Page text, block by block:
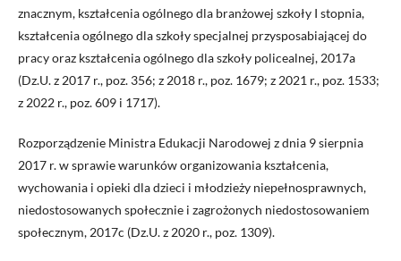
znacznym, kształcenia ogólnego dla branżowej szkoły I stopnia,
kształcenia ogólnego dla szkoły specjalnej przysposabiającej do
pracy oraz kształcenia ogólnego dla szkoły policealnej, 2017a
(Dz.U. z 2017 r., poz. 356; z 2018 r., poz. 1679; z 2021 r., poz. 1533;
z 2022 r., poz. 609 i 1717).
Rozporządzenie Ministra Edukacji Narodowej z dnia 9 sierpnia
2017 r. w sprawie warunków organizowania kształcenia,
wychowania i opieki dla dzieci i młodzieży niepełnosprawnych,
niedostosowanych społecznie i zagrożonych niedostosowaniem
społecznym, 2017c (Dz.U. z 2020 r., poz. 1309).